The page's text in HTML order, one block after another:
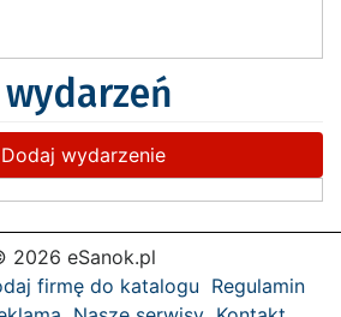
wydarzenie
2026 eSanok.pl
firmę do katalogu Regulamin